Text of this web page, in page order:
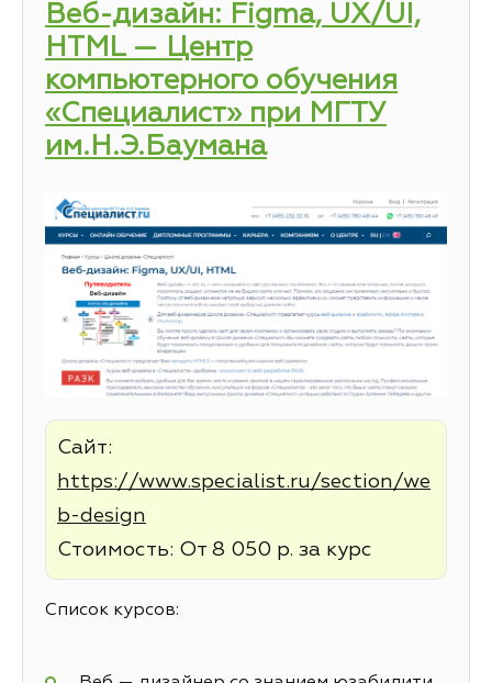
Веб-дизайн: Figma, UX/UI,
HTML — Центр
компьютерного обучения
«Специалист» при МГТУ
им.Н.Э.Баумана
Сайт:
https://www.specialist.ru/section/we
b-design
Стоимость: От 8 050 р. за курс
Список курсов: